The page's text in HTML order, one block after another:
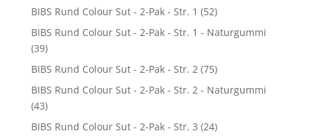
BIBS Rund Colour Sut - 2-Pak - Str. 1 (52)
BIBS Rund Colour Sut - 2-Pak - Str. 1 - Naturgummi
(39)
BIBS Rund Colour Sut - 2-Pak - Str. 2 (75)
BIBS Rund Colour Sut - 2-Pak - Str. 2 - Naturgummi
(43)
BIBS Rund Colour Sut - 2-Pak - Str. 3 (24)